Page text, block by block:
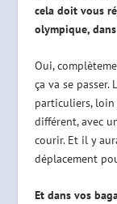
cela doit vous
olympique,
Oui,
ça va se passer.
particuliers, loin
différent, avec
courir. Et il y
déplacement
Et dans vos